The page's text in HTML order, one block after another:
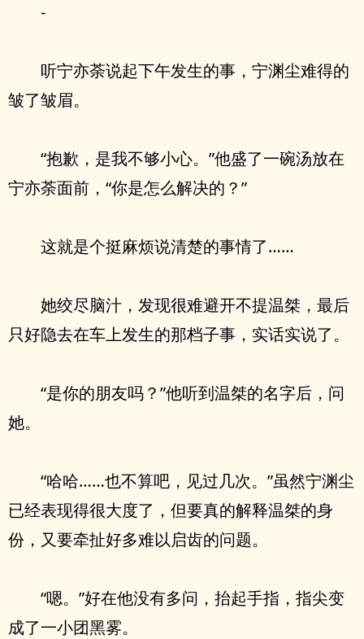
-
听宁亦荼说起下午发生的事，宁渊尘难得的
皱了皱眉。
“抱歉，是我不够小心。”他盛了一碗汤放在
宁亦荼面前，“你是怎么解决的？”
这就是个挺麻烦说清楚的事情了……
她绞尽脑汁，发现很难避开不提温桀，最后
只好隐去在车上发生的那档子事，实话实说了。
“是你的朋友吗？”他听到温桀的名字后，问
她。
“哈哈……也不算吧，见过几次。”虽然宁渊尘
已经表现得很大度了，但要真的解释温桀的身
份，又要牵扯好多难以启齿的问题。
“嗯。”好在他没有多问，抬起手指，指尖变
成了一小团黑雾。